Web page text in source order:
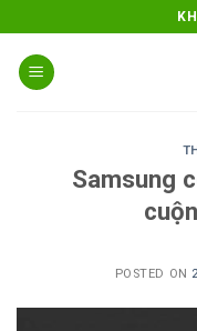
to
content
Samsung
POSTED ON